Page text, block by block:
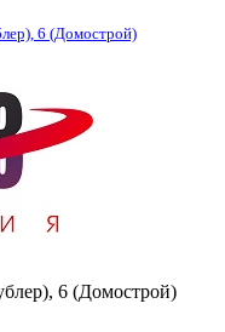
6 (Домострой)
6 (Домострой)